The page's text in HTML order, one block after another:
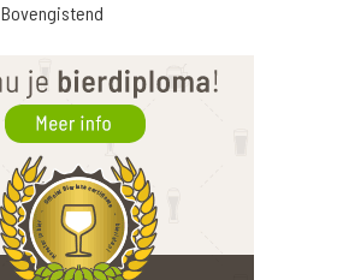
Bovengistend